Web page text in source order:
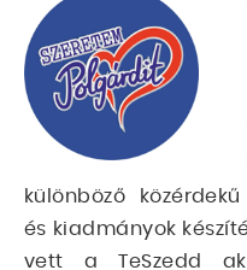
különböző
és kiadmányok
vett a TeSzedd